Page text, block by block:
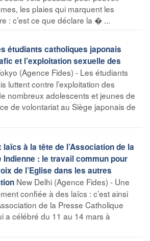
les plaies qui marquent les
: c’est ce que déclare la � ...
étudiants catholiques japonais
et l’exploitation sexuelle des
(Agence Fides) - Les étudiants
luttent contre l’exploitation des
nombreux adolescents et jeunes de
de volontariat au Siège japonais de
laïcs à la tête de l’Association de la
Indienne : le travail commun pour
de l’Eglise dans les autres
New Delhi (Agence Fides) - Une
confiée à des laïcs : c’est ainsi
de la Presse Catholique
a célébré du 11 au 14 mars à